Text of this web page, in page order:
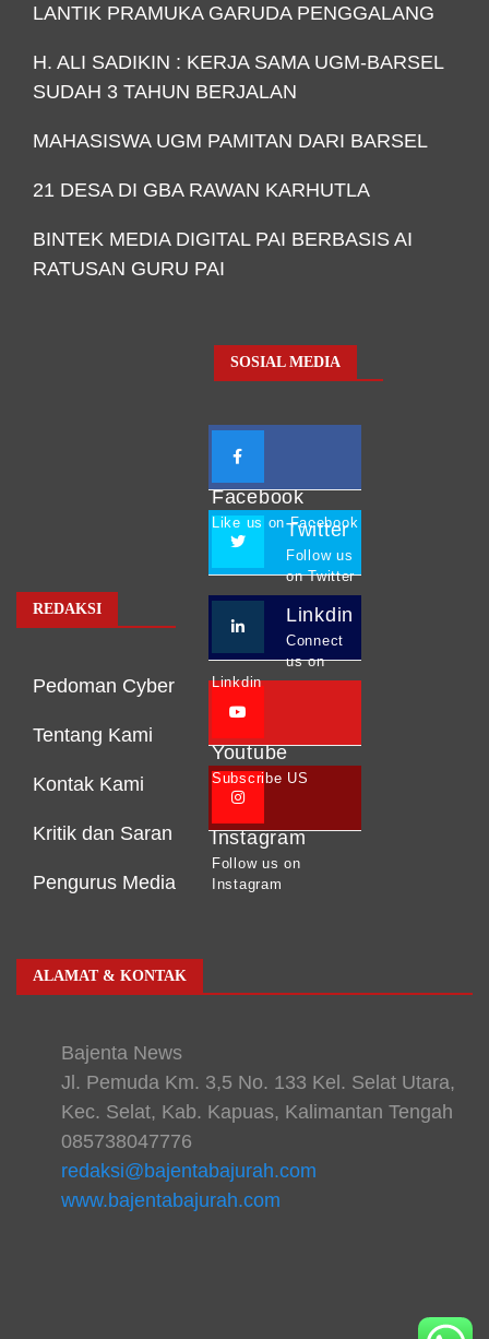
LANTIK PRAMUKA GARUDA PENGGALANG
H. ALI SADIKIN : KERJA SAMA UGM-BARSEL
SUDAH 3 TAHUN BERJALAN
MAHASISWA UGM PAMITAN DARI BARSEL
21 DESA DI GBA RAWAN KARHUTLA
BINTEK MEDIA DIGITAL PAI BERBASIS AI
RATUSAN GURU PAI
REDAKSI
Pedoman Cyber
Tentang Kami
Kontak Kami
Kritik dan Saran
Pengurus Media
SOSIAL MEDIA
Facebook
Like us on Facebook
Twitter
Follow us
on Twitter
Linkdin
Connect
us on
Linkdin
Youtube
Subscribe US
Instagram
Follow us on
Instagram
ALAMAT & KONTAK
Bajenta News
Jl. Pemuda Km. 3,5 No. 133 Kel. Selat Utara,
Kec. Selat, Kab. Kapuas, Kalimantan Tengah
085738047776
redaksi@bajentabajurah.com
www.bajentabajurah.com